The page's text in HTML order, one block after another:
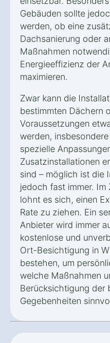
Gebäuden sollte
werden, ob eine
Dachsanierung oder
Maßnahmen
Energieeffizienz der
maximieren.
Zwar kann die
bestimmten Dächern
Voraussetzungen
werden,
spezielle
Zusatzinstallationen
sind – möglich ist die
jedoch fast immer. Im
lohnt es sich, einen
Rate zu ziehen. Ein
Anbieter wird immer
kostenlose und
Ort-Besichtigung in
bestehen, um
welche Maßnahmen
Berücksichtigung der
Gegebenheiten